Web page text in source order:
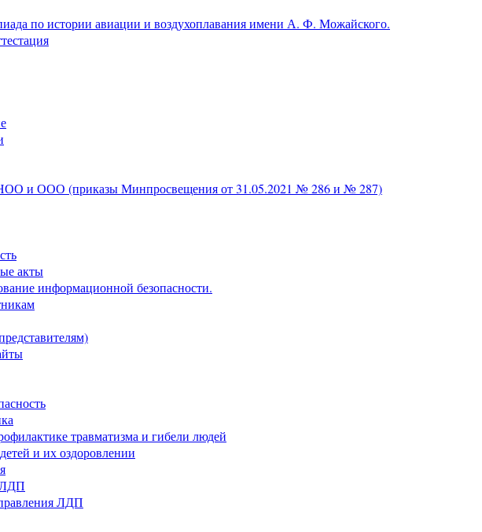
по истории авиации и воздухоплавания имени А. Ф. Можайского.
и ООО (приказы Минпросвещения от 31.05.2021 № 286 и № 287)
акты
информационной безопасности.
травматизма и гибели людей
и их оздоровлении
ЛДП
ЛДП